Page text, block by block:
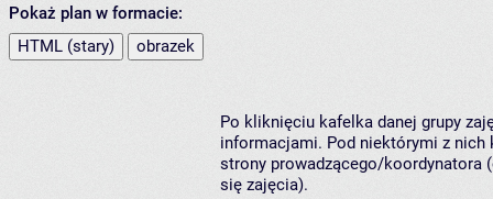
Pokaż plan w formacie:
HTML (stary)
obrazek
Po kliknięciu kafelka danej grupy
informacjami. Pod niektórymi z nich
strony prowadzącego/koordynatora
się zajęcia).